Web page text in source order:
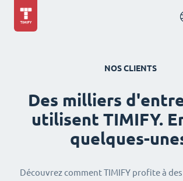
NOS CLIENTS
Des milliers
utilisent TIMIFY.
quelques-
Découvrez comment TIMIFY profite à